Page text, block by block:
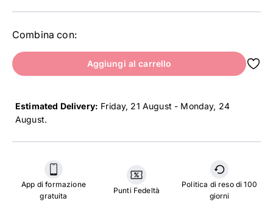
Combina con:
Aggiungi al carrello
Estimated Delivery: Friday, 21 August - Monday, 24
August.
App di formazione
gratuita
Punti Fedeltà
Politica di reso di 100
giorni